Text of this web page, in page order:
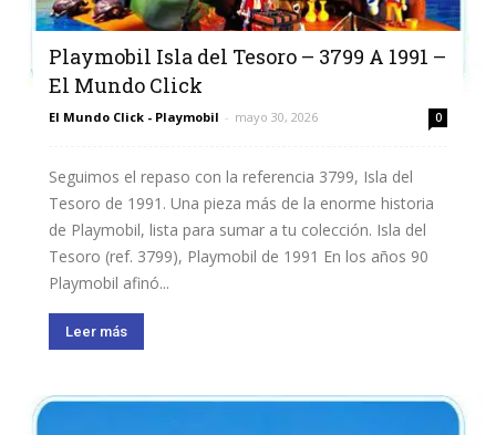
Playmobil Isla del Tesoro – 3799 A 1991 –
El Mundo Click
El Mundo Click - Playmobil - mayo 30, 2026 0
Seguimos el repaso con la referencia 3799, Isla del
Tesoro de 1991. Una pieza más de la enorme historia
de Playmobil, lista para sumar a tu colección. Isla del
Tesoro (ref. 3799), Playmobil de 1991 En los años 90
Playmobil afinó...
Leer más